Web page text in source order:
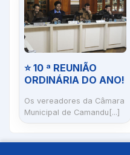
⭐ 10 ª REUNIÃO
ORDINÁRIA DO ANO!
Os vereadores da Câmara
Municipal de Camandu[...]